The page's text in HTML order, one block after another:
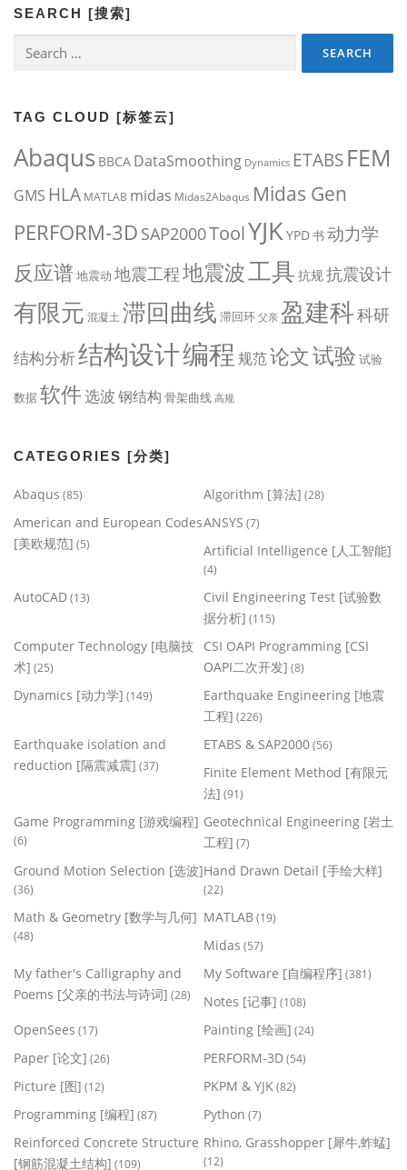
SEARCH [搜索]
for:
TAG CLOUD [标签云]
Abaqus BBCA DataSmoothing Dynamics ETABSFEM
GMS HLA MATLAB midas Midas2Abaqus Midas Gen
PERFORM-3D SAP2000ToolYJKYPD书 动力学
反应谱 地震动 地震工程地震波工具 抗规抗震设计
有限元 混凝土 滞回曲线 滞回环 父亲 盈建科科研
结构分析结构设计编程 规范论文试验 试验
数据软件选波钢结构 骨架曲线 高规
CATEGORIES [分类]
Abaqus (85) Algorithm [算法] (28)
American and European Codes
[美欧规范] (5)
ANSYS (7)
Artificial Intelligence [人工智能]
(4)
AutoCAD(13)
Civil Engineering Test [试验数
据分析] (115)
Computer Technology [电脑技
术] (25)
CSI OAPI Programming [CSI
OAPI二次开发] (8)
Dynamics [动力学] (149)
Earthquake Engineering [地震
工程] (226)
Earthquake isolation and
reduction [隔震减震] (37)
ETABS & SAP2000(56)
Finite Element Method [有限元
法] (91)
Game Programming [游戏编程]
(6)
Geotechnical Engineering [岩土
工程] (7)
Ground Motion Selection [选波]
(36)
Hand Drawn Detail [手绘大样]
(22)
Math & Geometry [数学与几何]
(48)
MATLAB(19)
Midas (57)
My father's Calligraphy and
Poems [父亲的书法与诗词] (28)
My Software [自编程序] (381)
Notes [记事] (108)
OpenSees (17) Painting [绘画] (24)
Paper [论文] (26) PERFORM-3D(54)
Picture [图] (12) PKPM & YJK (82)
Programming [编程] (87) Python (7)
Reinforced Concrete Structure
[钢筋混凝土结构] (109)
Rhino, Grasshopper [犀牛,蚱蜢]
(12)